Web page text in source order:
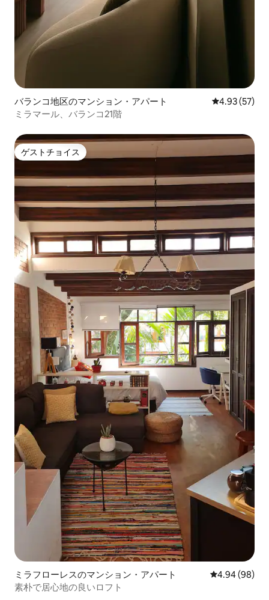
バランコ地区のマンション・アパート レビュー57
4.93 (57)
ミラマール、バランコ21階
ゲストチョイス
ゲストチョイス
ミラフローレスのマンション・アパート レビュー98件
4.94 (98)
素朴で居心地の良いロフト